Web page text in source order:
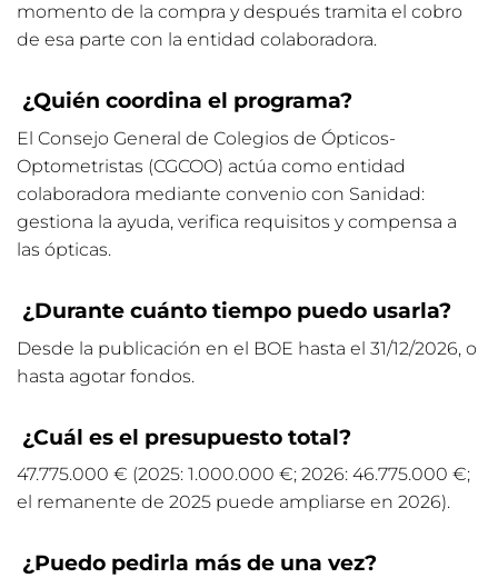
momento de la compra y después tramita el cobro
de esa parte con la entidad colaboradora.
¿Quién coordina el programa?
El Consejo General de Colegios de Ópticos-
Optometristas (CGCOO) actúa como entidad
colaboradora mediante convenio con Sanidad:
gestiona la ayuda, verifica requisitos y compensa a
las ópticas.
¿Durante cuánto tiempo puedo usarla?
Desde la publicación en el BOE hasta el 31/12/2026, o
hasta agotar fondos.
¿Cuál es el presupuesto total?
47.775.000 € (2025: 1.000.000 €; 2026: 46.775.000 €;
el remanente de 2025 puede ampliarse en 2026).
¿Puedo pedirla más de una vez?